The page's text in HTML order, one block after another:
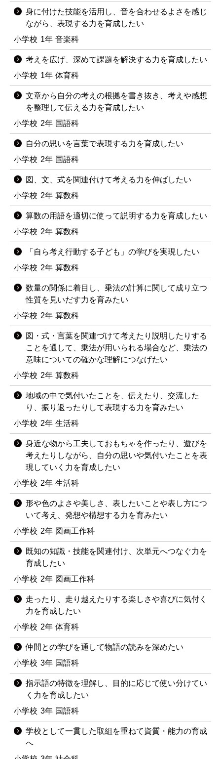
身に付けた技能を活用し、音を合わせるよさを感じ
ながら、表現する力を育成したい
小学校 1年 音楽科
考えを広げ、深めて課題を解決する力を育成したい
小学校 1年 体育科
文章から自分の考えの根拠を書き抜き、考えや感想
を整理して伝える力を育成したい
小学校 2年 国語科
自分の思いを言葉で表現する力を育成したい
小学校 2年 国語科
図、文、式を関連付けて考える力を伸ばしたい
小学校 2年 算数科
算数の用語を適切に使って説明する力を育成したい
小学校 2年 算数科
「自ら考え行動する子ども」の学びを実現したい
小学校 2年 算数科
数量の関係に着目し、乗法の計算に関して成り立つ
性質を見いだす力を育みたい
小学校 2年 算数科
図・式・言葉を関連づけて考えたり説明したりする
ことを通して、乗法が用いられる場合など、乗法の
意味についての確かな理解につなげたい
小学校 2年 算数科
地域の中で気付いたことを、伝えたり、交流した
り、振り返ったりして表現する力を育みたい
小学校 2年 生活科
身近な物から工夫しておもちゃを作ったり、遊びを
考えたりしながら、自分の思いや気付いたことを表
現していく力を育成したい
小学校 2年 生活科
形や色のよさや美しさ、表したいことや表し方につ
いて考え、発想や構想する力を育みたい
小学校 2年 図画工作科
既知の知識・技能を関連付け、次単元へつなぐ力を
育成したい
小学校 2年 図画工作科
走ったり、走り越えたりする楽しさや喜びに気付く
力を育成したい
小学校 2年 体育科
仲間との学びを通して物語の読みを深めたい
小学校 3年 国語科
指示語の特徴を理解し、目的に応じて使い分けてい
く力を育成したい
小学校 3年 国語科
学校として一貫した取組を重ねて資質・能力の育成
へ